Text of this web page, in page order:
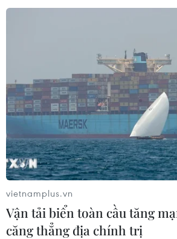
với các hoạt động mua sắm dùng
vietnamplus.vn
Vận tải biển toàn cầu tăng
căng thẳng địa chính trị